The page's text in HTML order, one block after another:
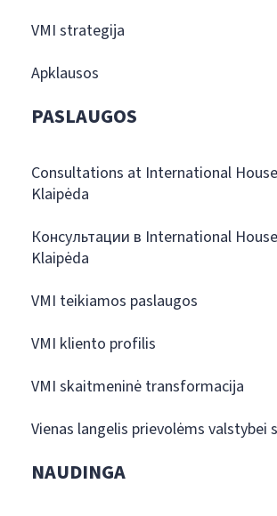
VMI strategija
Apklausos
PASLAUGOS
Consultations at International
Klaipėda
Консультации в International
Klaipėda
VMI teikiamos paslaugos
VMI kliento profilis
VMI skaitmeninė transformacija
Vienas langelis prievolėms valstybei
NAUDINGA